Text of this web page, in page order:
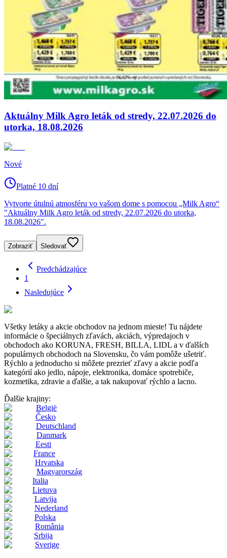
Aktuálny Milk Agro leták od stredy, 22.07.2026 do
utorka, 18.08.2026
Nové
Platné 10 dní
Vytvorte útulnú atmosféru vo vašom dome s pomocou „Milk Agro“
"Aktuálny Milk Agro leták od stredy, 22.07.2026 do utorka,
18.08.2026".
Zobraziť Sledovať
Predchádzajúce
1
Nasledujúce
Všetky letáky a akcie obchodov na jednom mieste! Tu nájdete
informácie o špeciálnych zľavách, akciách, výpredajoch v
obchodoch ako KORUNA, FRESH, BILLA, LIDL a v ďalších
populárnych obchodoch na Slovensku, čo vám pomôže ušetriť.
Rýchlo a jednoducho si môžete prezrieť zľavy a akcie podľa
kategórií ako jedlo, nápoje, elektronika, domáce spotrebiče,
kozmetika, zdravie a ďalšie, a tak nakupovať rýchlo a lacno.
Ďalšie krajiny:
België
Česko
Deutschland
Danmark
Eesti
France
Hrvatska
Magyarország
Italia
Lietuva
Latvija
Nederland
Polska
România
Srbija
Sverige